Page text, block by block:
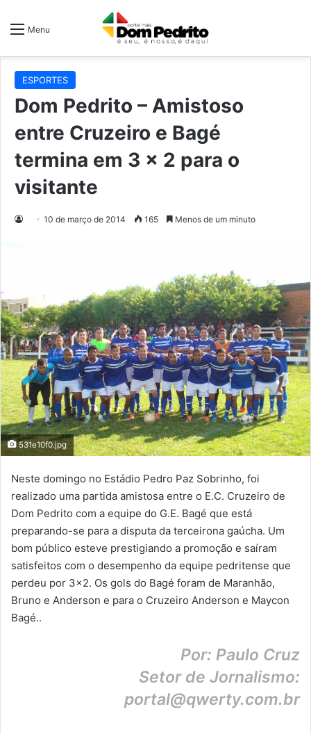
Menu
ESPORTES
Dom Pedrito – Amistoso
entre Cruzeiro e Bagé
termina em 3 x 2 para o
visitante
10 de março de 2014 165 Menos de um minuto
531e10f0.jpg
Neste domingo no Estádio Pedro Paz Sobrinho, foi
realizado uma partida amistosa entre o E.C. Cruzeiro de
Dom Pedrito com a equipe do G.E. Bagé que está
preparando-se para a disputa da terceirona gaúcha. Um
bom público esteve prestigiando a promoção e saíram
satisfeitos com o desempenho da equipe pedritense que
perdeu por 3×2. Os gols do Bagé foram de Maranhão,
Bruno e Anderson e para o Cruzeiro Anderson e Maycon
Bagé..
Por: Paulo Cruz
Setor de Jornalismo:
portal@qwerty.com.br